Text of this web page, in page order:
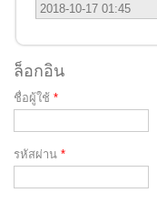
2018-10-17 01:45
ล็อกอิน
ชื่อผู้ใช้ *
รหัสผ่าน *